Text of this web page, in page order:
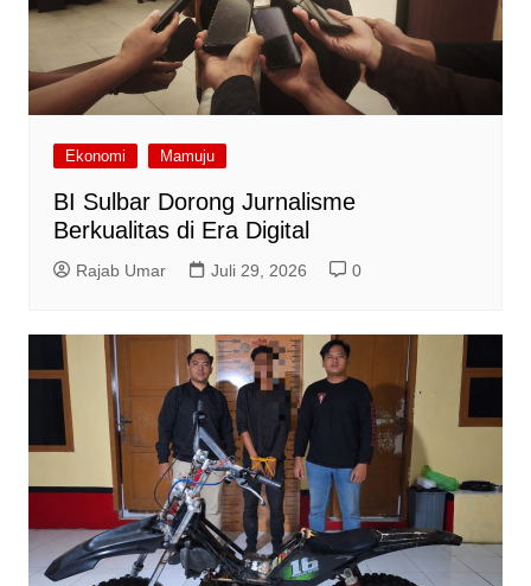
Ekonomi Mamuju
BI Sulbar Dorong Jurnalisme
Berkualitas di Era Digital
Rajab Umar Juli 29, 2026 0